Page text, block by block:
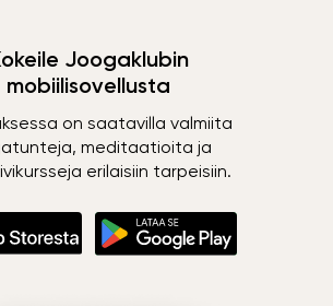
Joogaklubin
mobiilisovellusta
on saatavilla valmiita
meditaatioita ja
erilaisiin tarpeisiin.